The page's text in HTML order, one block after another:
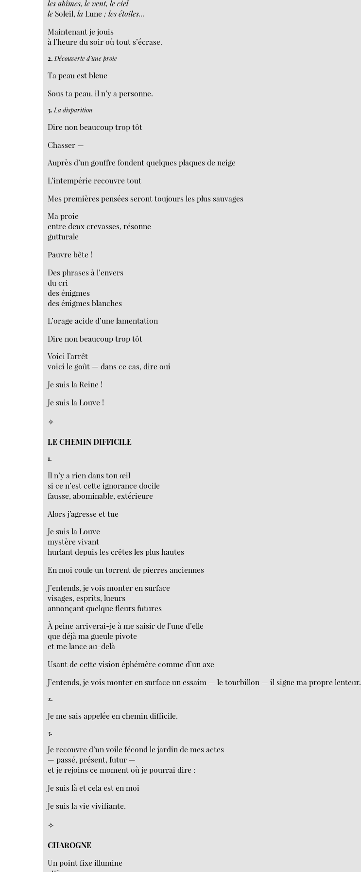
les abîmes, le vent, le ciel
le Soleil,laLune ; les étoiles...
Maintenant je jouis
à l’heure du soir où tout s’écrase.
2. Découverte d’une proie
Ta peau est bleue
Sous ta peau, il n’y a personne.
3. La disparition
Dire non beaucoup trop tôt
Chasser —
Auprès d’un gouffre fondent quelques plaques de neige
L’intempérie recouvre tout
Mes premières pensées seront toujours les plus sauvages
Ma proie
entre deux crevasses, résonne
gutturale
Pauvre bête !
Des phrases à l’envers
du cri
des énigmes
des énigmes blanches
L’orage acide d’une lamentation
Dire non beaucoup trop tôt
Voici l’arrêt
voici le goût — dans ce cas, dire oui
Je suis la Reine !
Je suis la Louve !
✧
LE CHEMIN DIFFICILE
1.
Il n’y a rien dans ton œil
si ce n’est cette ignorance docile
fausse, abominable, extérieure
Alors j’agresse et tue
Je suis la Louve
mystère vivant
hurlant depuis les crêtes les plus hautes
En moi coule un torrent de pierres anciennes
J’entends, je vois monter en surface
visages, esprits, lueurs
annonçant quelque fleurs futures
À peine arriverai-je à me saisir de l’une d’elle
que déjà ma gueule pivote
et me lance au-delà
Usant de cette vision éphémère comme d’un axe
J’entends, je vois monter en surface un essaim — le tourbillon — il signe ma propre lenteur.
2.
Je me sais appelée en chemin difficile.
3.
Je recouvre d’un voile fécond le jardin de mes actes
— passé, présent, futur —
et je rejoins ce moment où je pourrai dire :
Je suis là et cela est en moi
Je suis la vie vivifiante.
✧
CHAROGNE
Un point fixe illumine